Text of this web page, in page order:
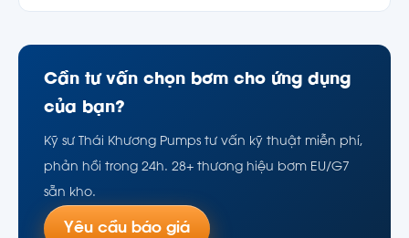
Cần tư vấn chọn bơm cho ứng dụng
của bạn?
Kỹ sư Thái Khương Pumps tư vấn kỹ thuật miễn phí,
phản hồi trong 24h. 28+ thương hiệu bơm EU/G7
sẵn kho.
Yêu cầu báo giá